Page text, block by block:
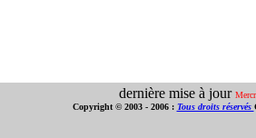
dernière mise à jour
Copyright © 2003 - 2006 : Tous droits réservés